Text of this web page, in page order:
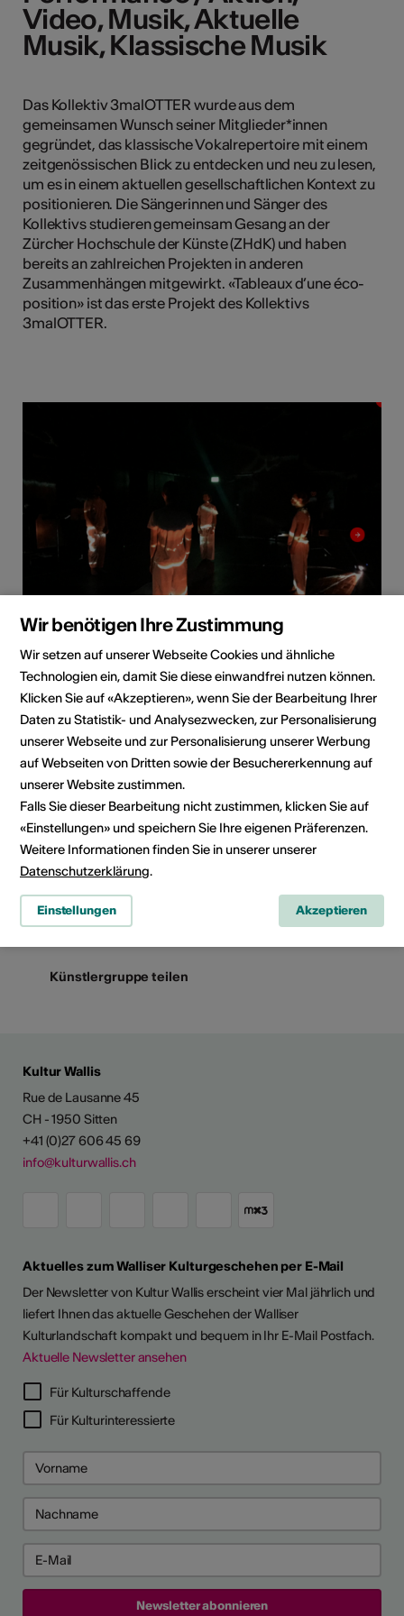
Video, Musik, Aktuelle
Musik, Klassische Musik
Video, Musik, Aktuelle
Musik, Klassische Musik
Das Kollektiv 3malOTTER wurde aus dem
gemeinsamen Wunsch seiner Mitglieder*innen
gegründet, das klassische Vokalrepertoire mit einem
zeitgenössischen Blick zu entdecken und neu zu lesen,
um es in einem aktuellen gesellschaftlichen Kontext zu
positionieren. Die Sängerinnen und Sänger des
Kollektivs studieren gemeinsam Gesang an der
Zürcher Hochschule der Künste (ZHdK) und haben
bereits an zahlreichen Projekten in anderen
Zusammenhängen mitgewirkt. «Tableaux d’une éco-
position» ist das erste Projekt des Kollektivs
3malOTTER.
Direktkontakt
3malOTTER
Herr Thély Maxime
8004 Zürich
E-Mail
Booking Kontakt
Künstlergruppe teilen
Kultur Wallis
Rue de Lausanne 45
CH - 1950 Sitten
+41 (0)27 606 45 69
info@kulturwallis.ch
Aktuelles zum Walliser Kulturgeschehen per E-Mail
Der Newsletter von Kultur Wallis erscheint vier Mal jährlich und
liefert Ihnen das aktuelle Geschehen der Walliser
Kulturlandschaft kompakt und bequem in Ihr E-Mail Postfach.
Aktuelle Newsletter ansehen
Für Kulturschaffende
Für Kulturinteressierte
Wir benötigen Ihre Zustimmung
Wir setzen auf unserer Webseite Cookies und ähnliche
Technologien ein, damit Sie diese einwandfrei nutzen können.
Klicken Sie auf «Akzeptieren», wenn Sie der Bearbeitung Ihrer
Daten zu Statistik- und Analysezwecken, zur Personalisierung
unserer Webseite und zur Personalisierung unserer Werbung
auf Webseiten von Dritten sowie der Besuchererkennung auf
unserer Website zustimmen.
Falls Sie dieser Bearbeitung nicht zustimmen, klicken Sie auf
«Einstellungen» und speichern Sie Ihre eigenen Präferenzen.
Weitere Informationen finden Sie in unserer unserer
Datenschutzerklärung.
Einstellungen Akzeptieren